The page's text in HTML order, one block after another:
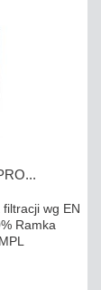
wg EN
Ramka